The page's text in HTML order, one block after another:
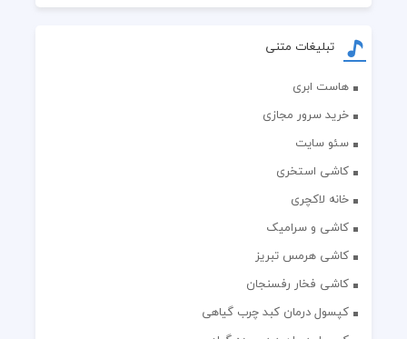
تبلیغات متنی
هاست ابری
خرید سرور مجازی
سئو سایت
کاشی استخری
خانه لاکچری
کاشی و سرامیک
کاشی هرمس تبریز
کاشی فخار رفسنجان
کپسول درمان کبد چرب گیاهی